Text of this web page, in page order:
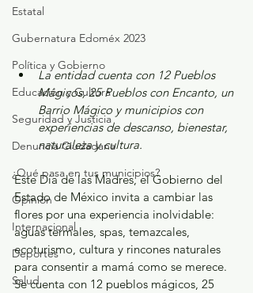
Estatal
Gubernatura Edoméx 2023
Política y Gobierno
Educación y Cultura
Seguridad y Justicia
Denuncia Ciudadana
¿Qué pasa en tus municipios?
Opinión
Internacional
Deportes
Salud
La entidad cuenta con 12 Pueblos
Mágicos, 25 Pueblos con Encanto, un
Barrio Mágico y municipios con
experiencias de descanso, bienestar,
naturaleza y cultura.
Este Día de las Madres, el Gobierno del
Estado de México invita a cambiar las
flores por una experiencia inolvidable:
aguas termales, spas, temazcales,
ecoturismo, cultura y rincones naturales
para consentir a mamá como se merece.
Se cuenta con 12 pueblos mágicos, 25